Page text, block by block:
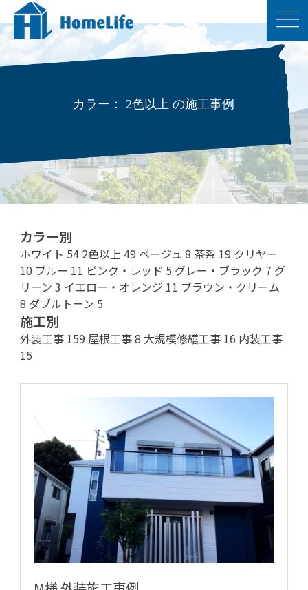
カラー： 2色以上 の施工事例
カラー別
ホワイト 54 2色以上49 ベージュ8 茶系 19 クリヤー
10 ブルー 11 ピンク・レッド 5 グレー・ブラック 7 グ
リーン3 イエロー・オレンジ 11 ブラウン・クリーム
8 ダブルトーン 5
施工別
外装工事 159 屋根工事8 大規模修繕工事 16 内装工事
15